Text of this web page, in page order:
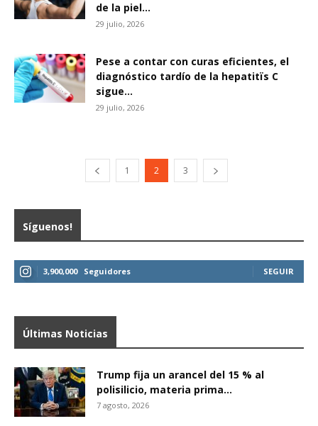
de la piel...
29 julio, 2026
Pese a contar con curas eficientes, el
diagnóstico tardío de la hepatitïs C
sigue...
29 julio, 2026
1 2 3
Síguenos!
3,900,000 Seguidores SEGUIR
Últimas Noticias
Trump fija un arancel del 15 % al
polisilicio, materia prima...
7 agosto, 2026